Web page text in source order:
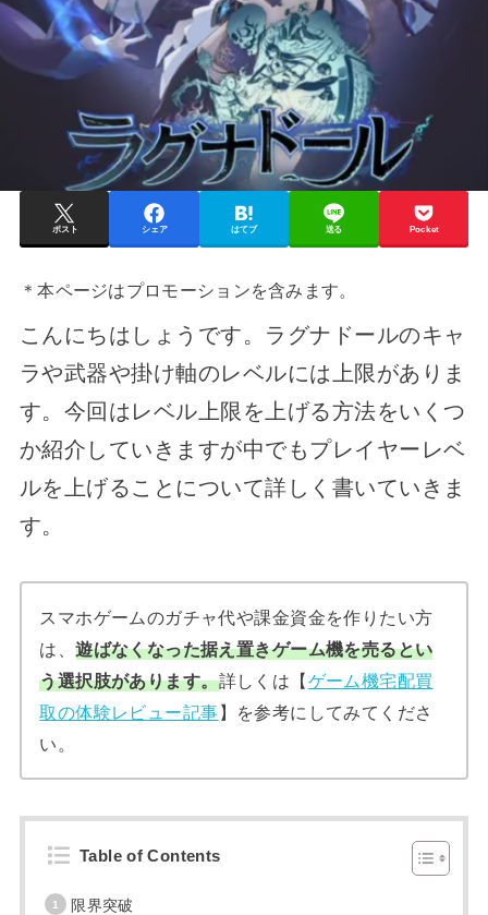
ポスト シェア はてブ 送る Pocket
＊本ページはプロモーションを含みます。
こんにちはしょうです。ラグナドールのキャ
ラや武器や掛け軸のレベルには上限がありま
す。今回はレベル上限を上げる方法をいくつ
か紹介していきますが中でもプレイヤーレベ
ルを上げることについて詳しく書いていきま
す。
スマホゲームのガチャ代や課金資金を作りたい方
は、遊ばなくなった据え置きゲーム機を売るとい
う選択肢があります。詳しくは【ゲーム機宅配買
取の体験レビュー記事】を参考にしてみてくださ
い。
Table of Contents
限界突破